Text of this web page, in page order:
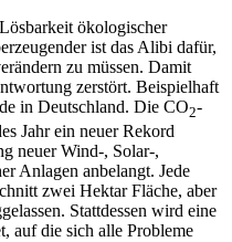
ökologischer
ist das Alibi dafür,
zu müssen. Damit
zerstört. Beispielhaft
in Deutschland. Die CO2-
Jahr ein neuer Rekord
neuer Wind-, Solar-,
Anlagen anbelangt. Jede
zwei Hektar Fläche, aber
Stattdessen wird eine
auf die sich alle Probleme